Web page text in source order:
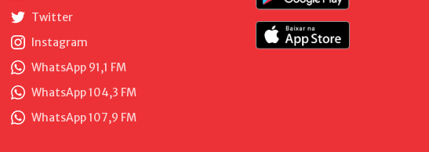
Twitter
Instagram
WhatsApp 91,1 FM
WhatsApp 104,3 FM
WhatsApp 107,9 FM